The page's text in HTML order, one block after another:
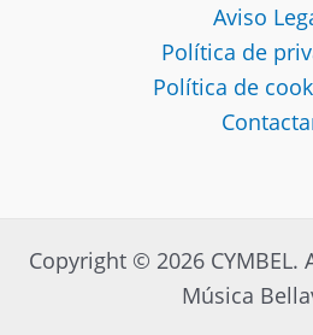
Aviso
Política de
Política de
Copyright © 2026 CYMBEL.
Música